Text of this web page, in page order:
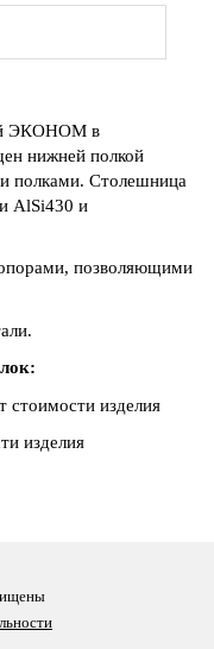
ЭКОНОМ в
нижней полкой
полками. Столешница
AlSi430 и
позволяющими
изделия
изделия